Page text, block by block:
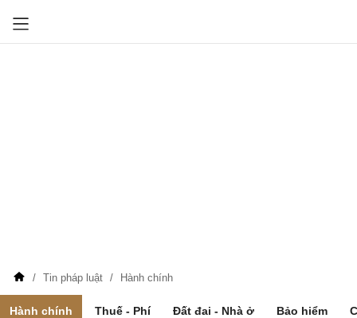
Tin pháp luật Hành chính
Hành chính Thuế - Phí Đất đai - Nhà ở Bảo hiểm